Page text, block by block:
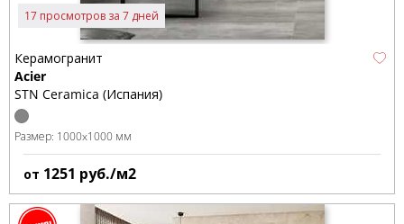
17 просмотров за 7 дней
Керамогранит
Acier
STN Ceramica (Испания)
Размер: 1000x1000 мм
от 1251 руб./м2